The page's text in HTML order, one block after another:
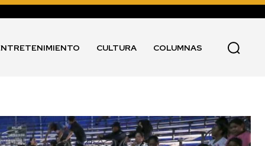
CULTURA COLUMNAS